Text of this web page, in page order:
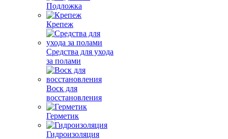
Подложка
Крепеж
Средства для ухода
за полами
Воск для
восстановления
Герметик
Гидроизоляция